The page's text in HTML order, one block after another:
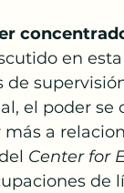
en esta
el poder
a
Center for
de